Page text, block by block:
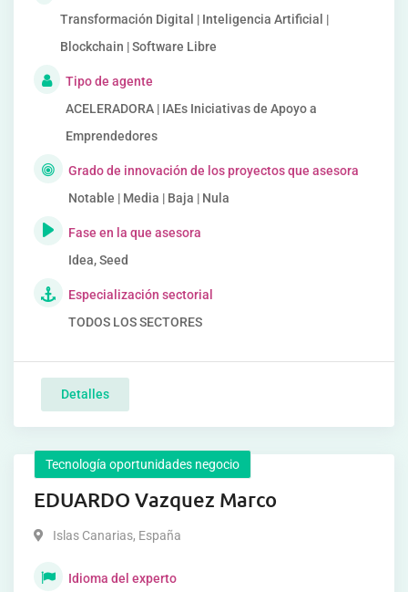
Transformación Digital | Inteligencia Artificial |
Blockchain | Software Libre
Tipo de agente
ACELERADORA | IAEs Iniciativas de Apoyo a
Emprendedores
Grado de innovación de los proyectos que asesora
Notable | Media | Baja | Nula
Fase en la que asesora
Idea, Seed
Especialización sectorial
TODOS LOS SECTORES
Detalles
Tecnología oportunidades negocio
EDUARDO Vazquez Marco
Islas Canarias, España
Idioma del experto